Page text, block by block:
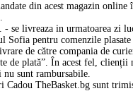
din acest magazin
se livreaza in urmatoarea zi
Sofia pentru comenzile
de către compania de
de plată”. În acest fel,
nu sunt rambursabile.
TheBasket.bg sunt